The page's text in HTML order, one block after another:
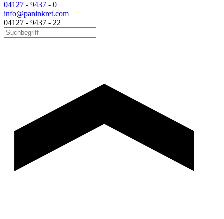
04127 - 9437 - 0
info@paninkret.com
04127 - 9437 - 22